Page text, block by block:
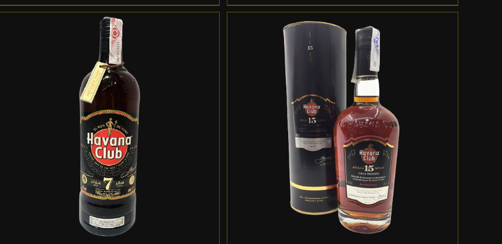
ADD TO CART / DETALLES ADD TO CART / DETALLES